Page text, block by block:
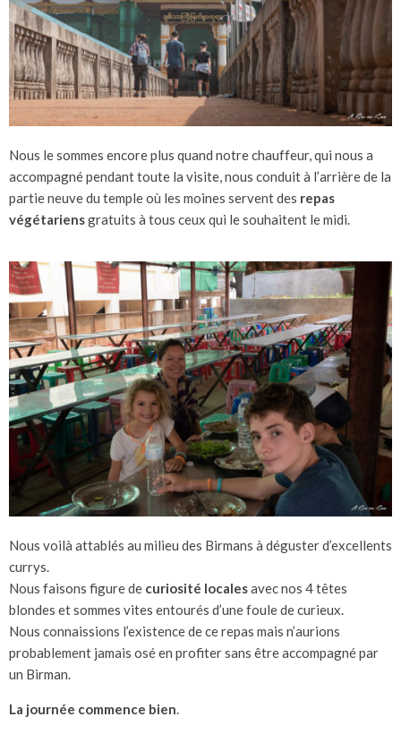
Nous le sommes encore plus quand notre chauffeur, qui nous a
accompagné pendant toute la visite, nous conduit à l’arrière de la
partie neuve du temple où les moines servent des repas
végétariensgratuits à tous ceux qui le souhaitent le midi.
Nous voilà attablés au milieu des Birmans à déguster d’excellents
currys.
Nous faisons figure de curiosité localesavec nos 4 têtes
blondes et sommes vites entourés d’une foule de curieux.
Nous connaissions l’existence de ce repas mais n’aurions
probablement jamais osé en profiter sans être accompagné par
un Birman.
La journée commence bien.